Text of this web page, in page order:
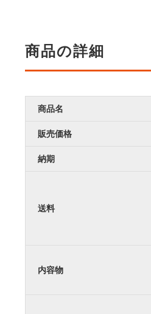
商品の詳細
商品名
販売価格
納期
送料
内容物